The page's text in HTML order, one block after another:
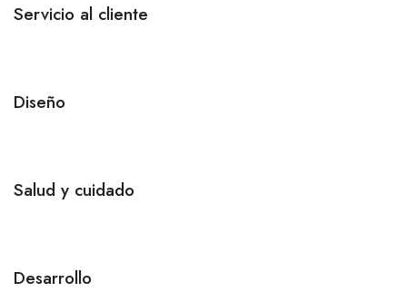
Servicio al cliente
Diseño
Salud y cuidado
Desarrollo